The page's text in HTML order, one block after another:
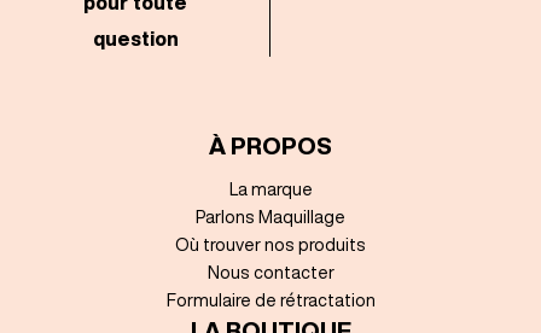
question
À PROPOS
La marque
Parlons Maquillage
Où trouver nos produits
Nous contacter
Formulaire de rétractation